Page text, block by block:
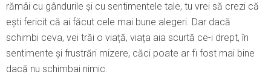
rămâi cu gândurile și cu sentimentele tale, tu vrei să crezi că
ești fericit că ai făcut cele mai bune alegeri. Dar dacă
schimbi ceva, vei trăi o viață, viața aia scurtă ce-i drept, în
sentimente și frustrări mizere, căci poate ar fi fost mai bine
dacă nu schimbai nimic.